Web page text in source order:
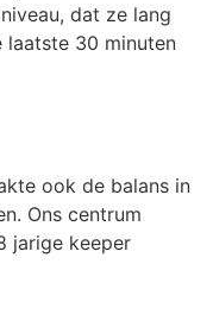
dat ze lang
laatste 30 minuten
ook de balans in
Ons centrum
jarige keeper